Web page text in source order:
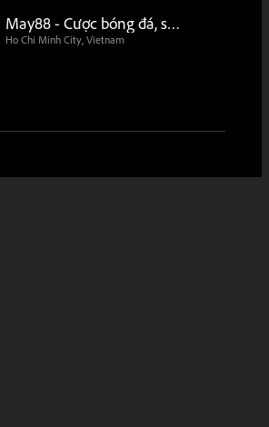
May88 - Cược bóng đá, soi kèo chuyên nghiệp
Ho Chi Minh City, Vietnam